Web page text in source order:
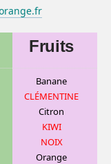
Fruits
Banane
CLÉMENTINE
Citron
KIWI
NOIX
Orange